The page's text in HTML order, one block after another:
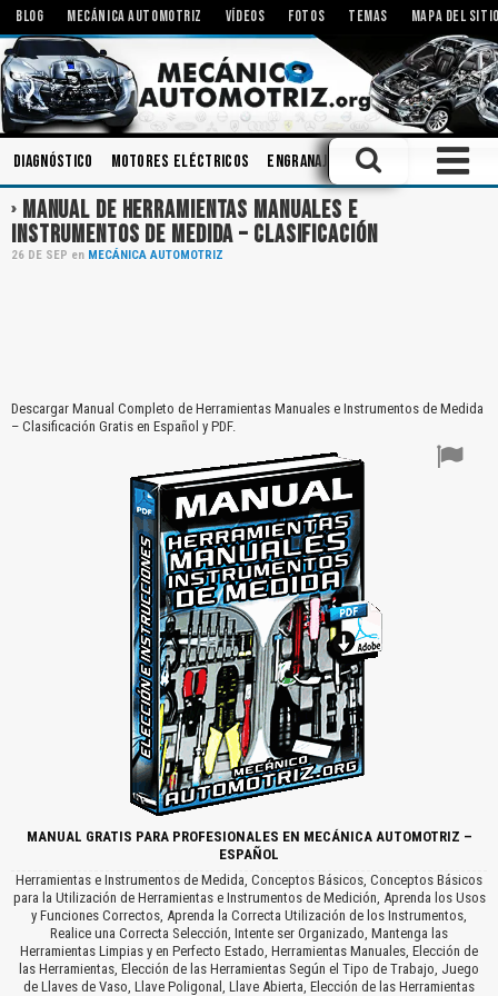
BLOG MECÁNICA AUTOMOTRIZ VÍDEOS FOTOS TEMAS MAPA DEL
Diagnóstico Motores Eléctricos Engranajes Mecanismos
MANUAL DE HERRAMIENTAS MANUALES E
INSTRUMENTOS DE MEDIDA – CLASIFICACIÓN
26 DE SEP en MECÁNICA AUTOMOTRIZ
Descargar Manual Completo de Herramientas Manuales e Instrumentos de Medida
– Clasificación Gratis en Español y PDF.
MANUAL GRATIS PARA PROFESIONALES EN MECÁNICA AUTOMOTRIZ –
ESPAÑOL
Herramientas e Instrumentos de Medida, Conceptos Básicos, Conceptos Básicos
para la Utilización de Herramientas e Instrumentos de Medición, Aprenda los Usos
y Funciones Correctos, Aprenda la Correcta Utilización de los Instrumentos,
Realice una Correcta Selección, Intente ser Organizado, Mantenga las
Herramientas Limpias y en Perfecto Estado, Herramientas Manuales, Elección de
las Herramientas, Elección de las Herramientas Según el Tipo de Trabajo, Juego
de Llaves de Vaso, Llave Poligonal, Llave Abierta, Elección de las Herramientas